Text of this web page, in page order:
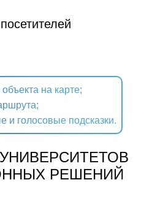
на карте;
и голосовые подсказки.
РЕШЕНИЙ